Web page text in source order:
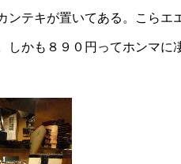
テキが置いてある。こらエ
しかも８９０円ってホンマ